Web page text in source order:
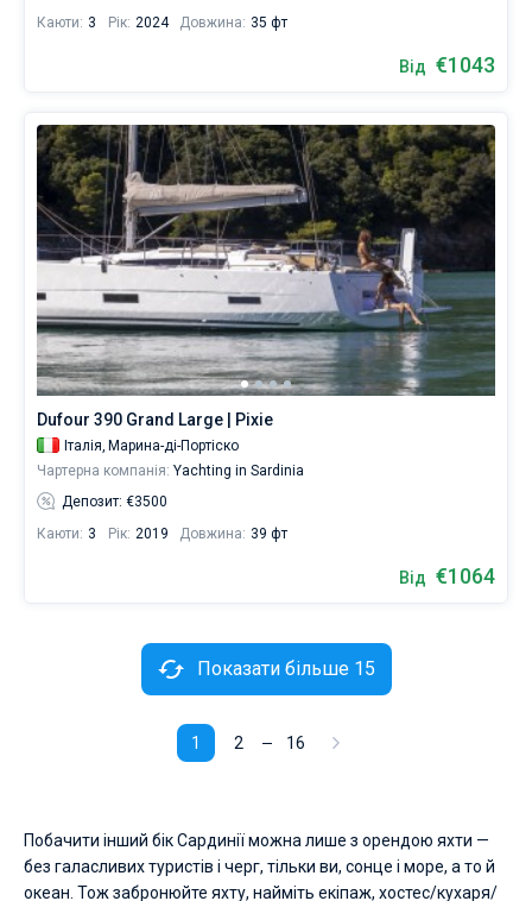
Каюти: 3 Рік: 2024 Довжина: 35 фт
Від €1043
Dufour 390 Grand Large | Pixie
Італія, Марина-ді-Портіско
Чартерна компанія: Yachting in Sardinia
Депозит: €3500
Каюти: 3 Рік: 2019 Довжина: 39 фт
Від €1064
1 2 16
Показати більше 15
Побачити інший бік Сардинії можна лише з орендою яхти —
без галасливих туристів і черг, тільки ви, сонце і море, а то й
океан. Тож забронюйте яхту, найміть екіпаж, хостес/кухаря/